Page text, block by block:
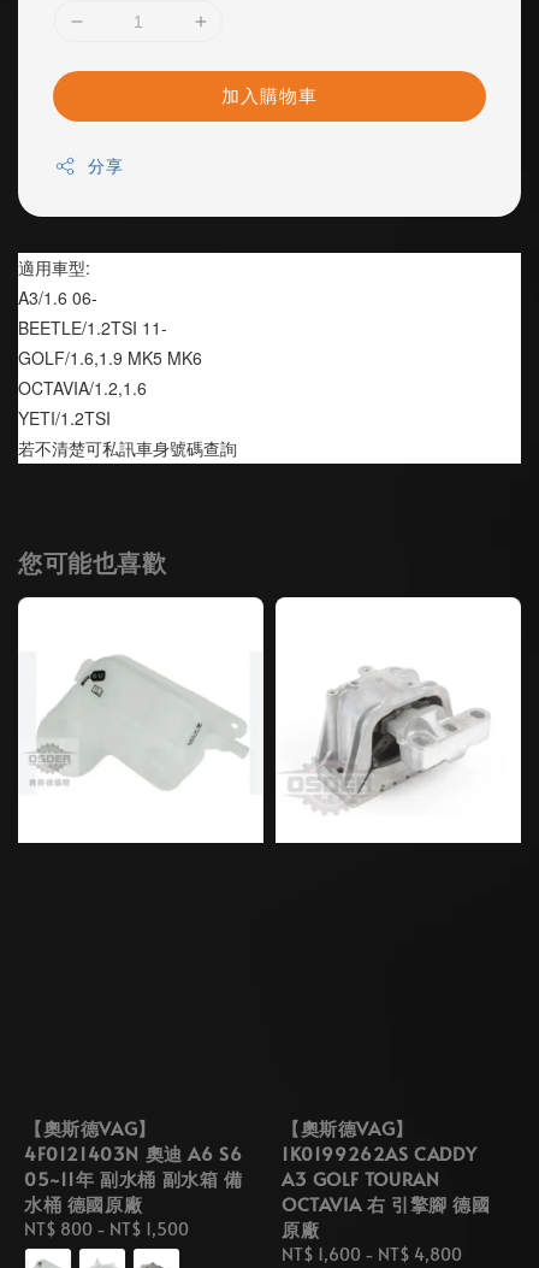
加入購物車
分享
適用車型:
A3/1.6 06-
BEETLE/1.2TSI 11-
GOLF/1.6,1.9 MK5 MK6
OCTAVIA/1.2,1.6
YETI/1.2TSI
若不清楚可私訊車身號碼查詢
您可能也喜歡
【奧斯德VAG】
4F0121403N 奧迪 A6 S6
05~11年 副水桶 副水箱 備
水桶 德國原廠
Regular
price
NT$ 800 - NT$ 1,500
【奧斯德VAG】
1K0199262AS CADDY
A3 GOLF TOURAN
OCTAVIA 右 引擎腳 德國
原廠
Regular
NT$ 1,600 - NT$ 4,800